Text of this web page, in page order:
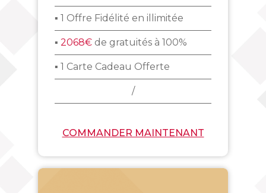
▪ 1 Offre Fidélité en illimitée
▪ 2068€ de gratuités à 100%
▪ 1 Carte Cadeau Offerte
/
COMMANDER MAINTENANT